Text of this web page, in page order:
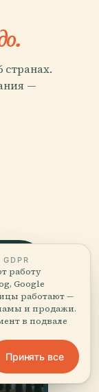
странах.
—
работу
Google
работают —
и продажи.
в подвале
Принять все